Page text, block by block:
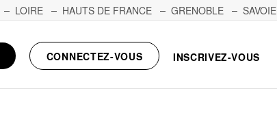
LOIRE HAUTS DE FRANCE GRENOBLE
SAVOIE
CONNECTEZ-VOUS INSCRIVEZ-VOUS